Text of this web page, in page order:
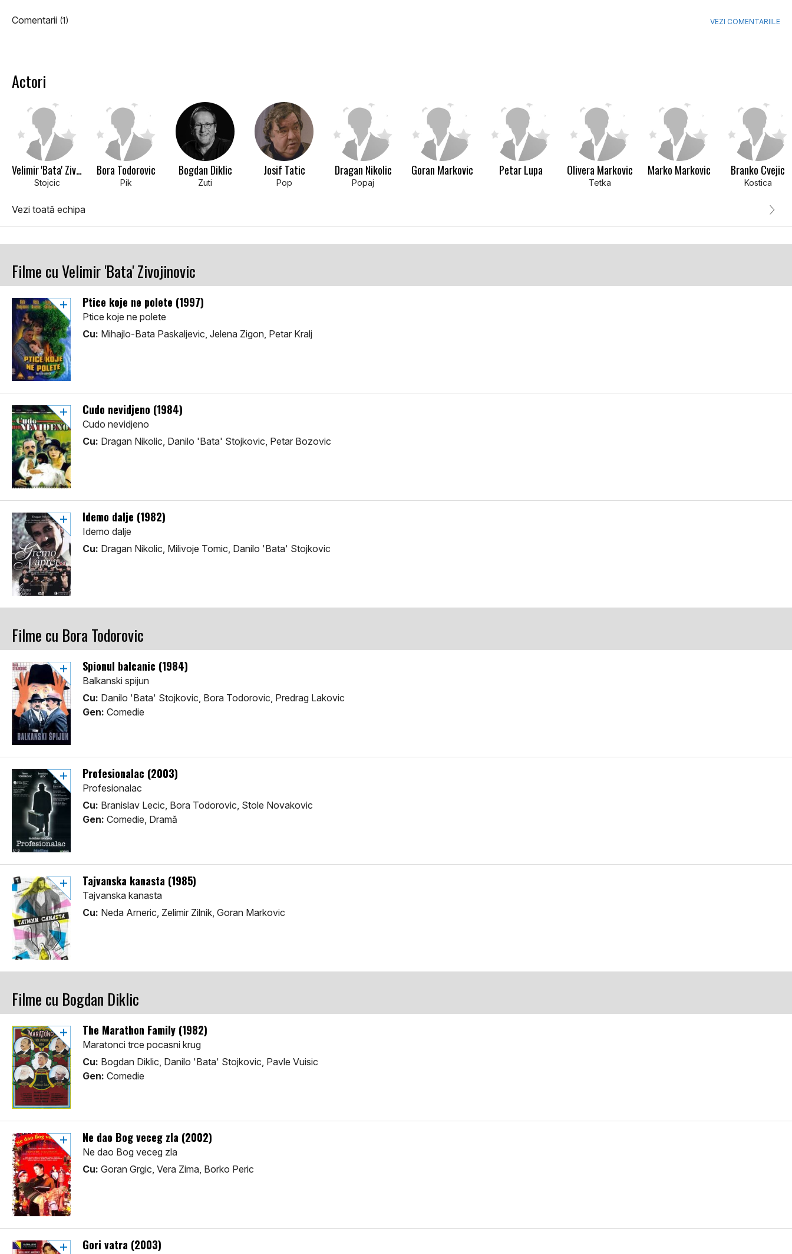
Comentarii (1) VEZI COMENTARIILE
Actori
Velimir 'Bata' Zivojinovic
Stojcic
Bora Todorovic
Pik
Bogdan Diklic
Zuti
Josif Tatic
Pop
Dragan Nikolic
Popaj
Goran Markovic Petar Lupa Olivera Markovic
Tetka
Marko Markovic Branko Cvejic
Kostica
Vezi toată echipa
Filme cu Velimir 'Bata' Zivojinovic
Ptice koje ne polete (1997)
Ptice koje ne polete
Cu: Mihajlo-Bata Paskaljevic, Jelena Zigon, Petar Kralj
Cudo nevidjeno (1984)
Cudo nevidjeno
Cu: Dragan Nikolic, Danilo 'Bata' Stojkovic, Petar Bozovic
Idemo dalje (1982)
Idemo dalje
Cu: Dragan Nikolic, Milivoje Tomic, Danilo 'Bata' Stojkovic
Filme cu Bora Todorovic
Spionul balcanic (1984)
Balkanski spijun
Cu: Danilo 'Bata' Stojkovic, Bora Todorovic, Predrag Lakovic
Gen: Comedie
Profesionalac (2003)
Profesionalac
Cu: Branislav Lecic, Bora Todorovic, Stole Novakovic
Gen: Comedie, Dramă
Tajvanska kanasta (1985)
Tajvanska kanasta
Cu: Neda Arneric, Zelimir Zilnik, Goran Markovic
Filme cu Bogdan Diklic
The Marathon Family (1982)
Maratonci trce pocasni krug
Cu: Bogdan Diklic, Danilo 'Bata' Stojkovic, Pavle Vuisic
Gen: Comedie
Ne dao Bog veceg zla (2002)
Ne dao Bog veceg zla
Cu: Goran Grgic, Vera Zima, Borko Peric
Gori vatra (2003)